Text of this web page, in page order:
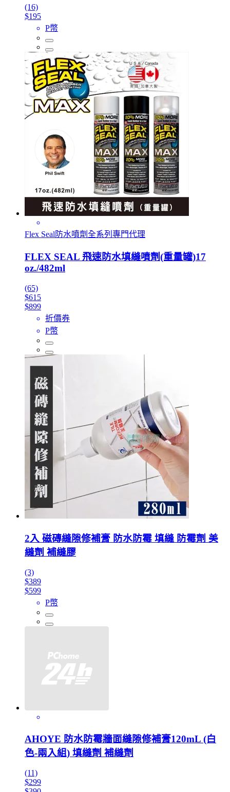
(16)
$195
P幣
Flex Seal防水噴劑全系列專門代理
FLEX SEAL 飛速防水填縫噴劑(重量罐)17
oz./482ml
(65)
$615
$899
折價券
P幣
2入 磁磚縫隙修補膏 防水防霉 填縫 防霉劑 美
縫劑 補縫膠
(3)
$389
$599
P幣
AHOYE 防水防霉牆面縫隙修補膏120mL (白
色-兩入組) 填縫劑 補縫劑
(11)
$299